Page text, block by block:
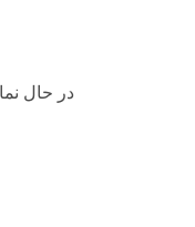
در حال